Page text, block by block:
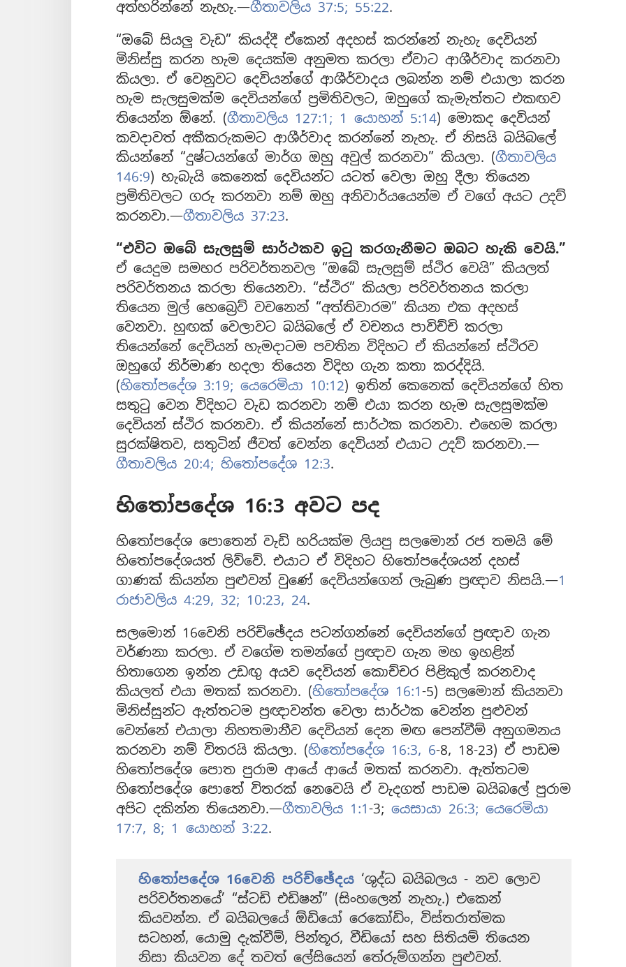
අත්හරින්නේ නැහැ.—ගීතාවලිය 37:5; 55:22.
“ඔබේ සියලු වැඩ” කියද්දී ඒකෙන් අදහස් කරන්නේ නැහැ දෙවියන්
මිනිස්සු කරන හැම දෙයක්ම අනුමත කරලා ඒවාට ආශීර්වාද කරනවා
කියලා. ඒ වෙනුවට දෙවියන්ගේ ආශීර්වාදය ලබන්න නම් එයාලා කරන
හැම සැලසුමක්ම දෙවියන්ගේ ප්‍රමිතිවලට, ඔහුගේ කැමැත්තට එකඟව
තියෙන්න ඕනේ. (ගීතාවලිය 127:1; 1 යොහන් 5:14) මොකද දෙවියන්
කවදාවත් අකීකරුකමට ආශීර්වාද කරන්නේ නැහැ. ඒ නිසයි බයිබලේ
කියන්නේ “දුෂ්ටයන්ගේ මාර්ග ඔහු අවුල් කරනවා” කියලා. (ගීතාවලිය
146:9) හැබැයි කෙනෙක් දෙවියන්ට යටත් වෙලා ඔහු දීලා තියෙන
ප්‍රමිතිවලට ගරු කරනවා නම් ඔහු අනිවාර්යයෙන්ම ඒ වගේ අයට උදව්
කරනවා.—ගීතාවලිය 37:23.
“එවිට ඔබේ සැලසුම් සාර්ථකව ඉටු කරගැනීමට ඔබට හැකි වෙයි.”
ඒ යෙදුම සමහර පරිවර්තනවල “ඔබේ සැලසුම් ස්ථිර වෙයි” කියලත්
පරිවර්තනය කරලා තියෙනවා. “ස්ථිර” කියලා පරිවර්තනය කරලා
තියෙන මුල් හෙබ්‍රෙව් වචනෙන් “අත්තිවාරම” කියන එක අදහස්
වෙනවා. හුඟක් වෙලාවට බයිබලේ ඒ වචනය පාවිච්චි කරලා
තියෙන්නේ දෙවියන් හැමදාටම පවතින විදිහට ඒ කියන්නේ ස්ථිරව
ඔහුගේ නිර්මාණ හදලා තියෙන විදිහ ගැන කතා කරද්දියි.
(හිතෝපදේශ 3:19; යෙරෙමියා 10:12) ඉතින් කෙනෙක් දෙවියන්ගේ හිත
සතුටු වෙන විදිහට වැඩ කරනවා නම් එයා කරන හැම සැලසුමක්ම
දෙවියන් ස්ථිර කරනවා. ඒ කියන්නේ සාර්ථක කරනවා. එහෙම කරලා
සුරක්ෂිතව, සතුටින් ජීවත් වෙන්න දෙවියන් එයාට උදව් කරනවා.—
ගීතාවලිය 20:4; හිතෝපදේශ 12:3.
හිතෝපදේශ 16:3 අවට පද
හිතෝපදේශ පොතෙන් වැඩි හරියක්ම ලියපු සලමොන් රජ තමයි මේ
හිතෝපදේශයත් ලිව්වේ. එයාට ඒ විදිහට හිතෝපදේශයන් දහස්
ගාණක් කියන්න පුළුවන් වුණේ දෙවියන්ගෙන් ලැබුණ ප්‍රඥාව නිසයි.—1
රාජාවලිය 4:29, 32; 10:23, 24.
සලමොන් 16වෙනි පරිච්ඡේදය පටන්ගන්නේ දෙවියන්ගේ ප්‍රඥාව ගැන
වර්ණනා කරලා. ඒ වගේම තමන්ගේ ප්‍රඥාව ගැන මහ ඉහළින්
හිතාගෙන ඉන්න උඩඟු අයව දෙවියන් කොච්චර පිළිකුල් කරනවාද
කියලත් එයා මතක් කරනවා. (හිතෝපදේශ 16:1-5) සලමොන් කියනවා
මිනිස්සුන්ට ඇත්තටම ප්‍රඥාවන්ත වෙලා සාර්ථක වෙන්න පුළුවන්
වෙන්නේ එයාලා නිහතමානීව දෙවියන් දෙන මඟ පෙන්වීම් අනුගමනය
කරනවා නම් විතරයි කියලා. (හිතෝපදේශ 16:3, 6-8, 18-23) ඒ පාඩම
හිතෝපදේශ පොත පුරාම ආයේ ආයේ මතක් කරනවා. ඇත්තටම
හිතෝපදේශ පොතේ විතරක් නෙවෙයි ඒ වැදගත් පාඩම බයිබලේ පුරාම
අපිට දකින්න තියෙනවා.—ගීතාවලිය 1:1-3; යෙසායා 26:3; යෙරෙමියා
17:7, 8; 1 යොහන් 3:22.
හිතෝපදේශ 16වෙනි පරිච්ඡේදය ‘ශුද්ධ බයිබලය - නව ලොව
පරිවර්තනයේ’ “ස්ටඩි එඩිෂන්” (සිංහලෙන් නැහැ.) එකෙන්
කියවන්න. ඒ බයිබලයේ ඕඩියෝ රෙකෝඩිං, විස්තරාත්මක
සටහන්, යොමු දැක්වීම්, පින්තූර, වීඩියෝ සහ සිතියම් තියෙන
නිසා කියවන දේ තවත් ලේසියෙන් තේරුම්ගන්න පුළුවන්.